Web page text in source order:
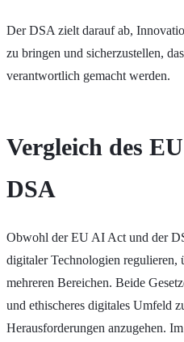
Der DSA zielt darauf ab,
zu bringen und sicherzustellen,
verantwortlich gemacht werden.
Vergleich des
DSA
Obwohl der EU AI Act und der
digitaler Technologien regulieren,
mehreren Bereichen. Beide
und ethischeres digitales Umfeld
Herausforderungen anzugehen.